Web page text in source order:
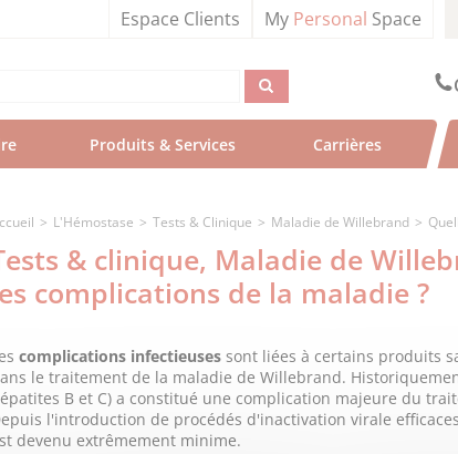
Espace Clients My Personal Space
Produits & Services Carrières
L'Hémostase Tests & Clinique Maladie de Willebrand
& clinique, Maladie de
complications de la maladie ?
complications infectieuses sont liées à certains produits
le traitement de la maladie de Willebrand.
B et C) a constitué une complication majeure du
l'introduction de procédés d'inactivation virale
devenu extrêmement minime.